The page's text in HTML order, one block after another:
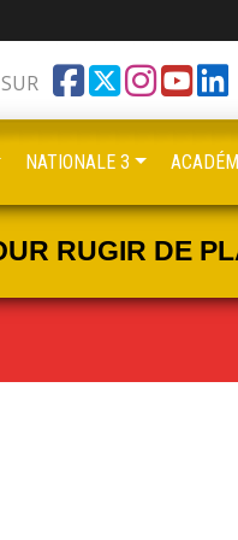
RUGIR DE
NATIONALE 3